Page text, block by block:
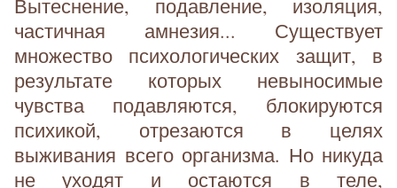
Вытеснение, подавление, изоляция,
частичная амнезия... Существует
множество психологических защит, в
результате которых невыносимые
чувства подавляются, блокируются
психикой, отрезаются в целях
выживания всего организма. Но никуда
не уходят и остаются в теле,